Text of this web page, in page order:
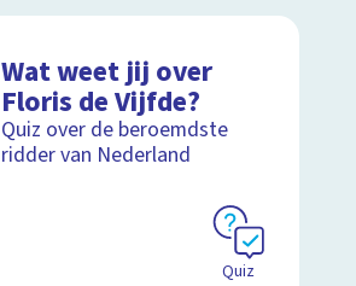
Wat weet jij over
Floris de Vijfde?
Quiz over de beroemdste
ridder van Nederland
Quiz